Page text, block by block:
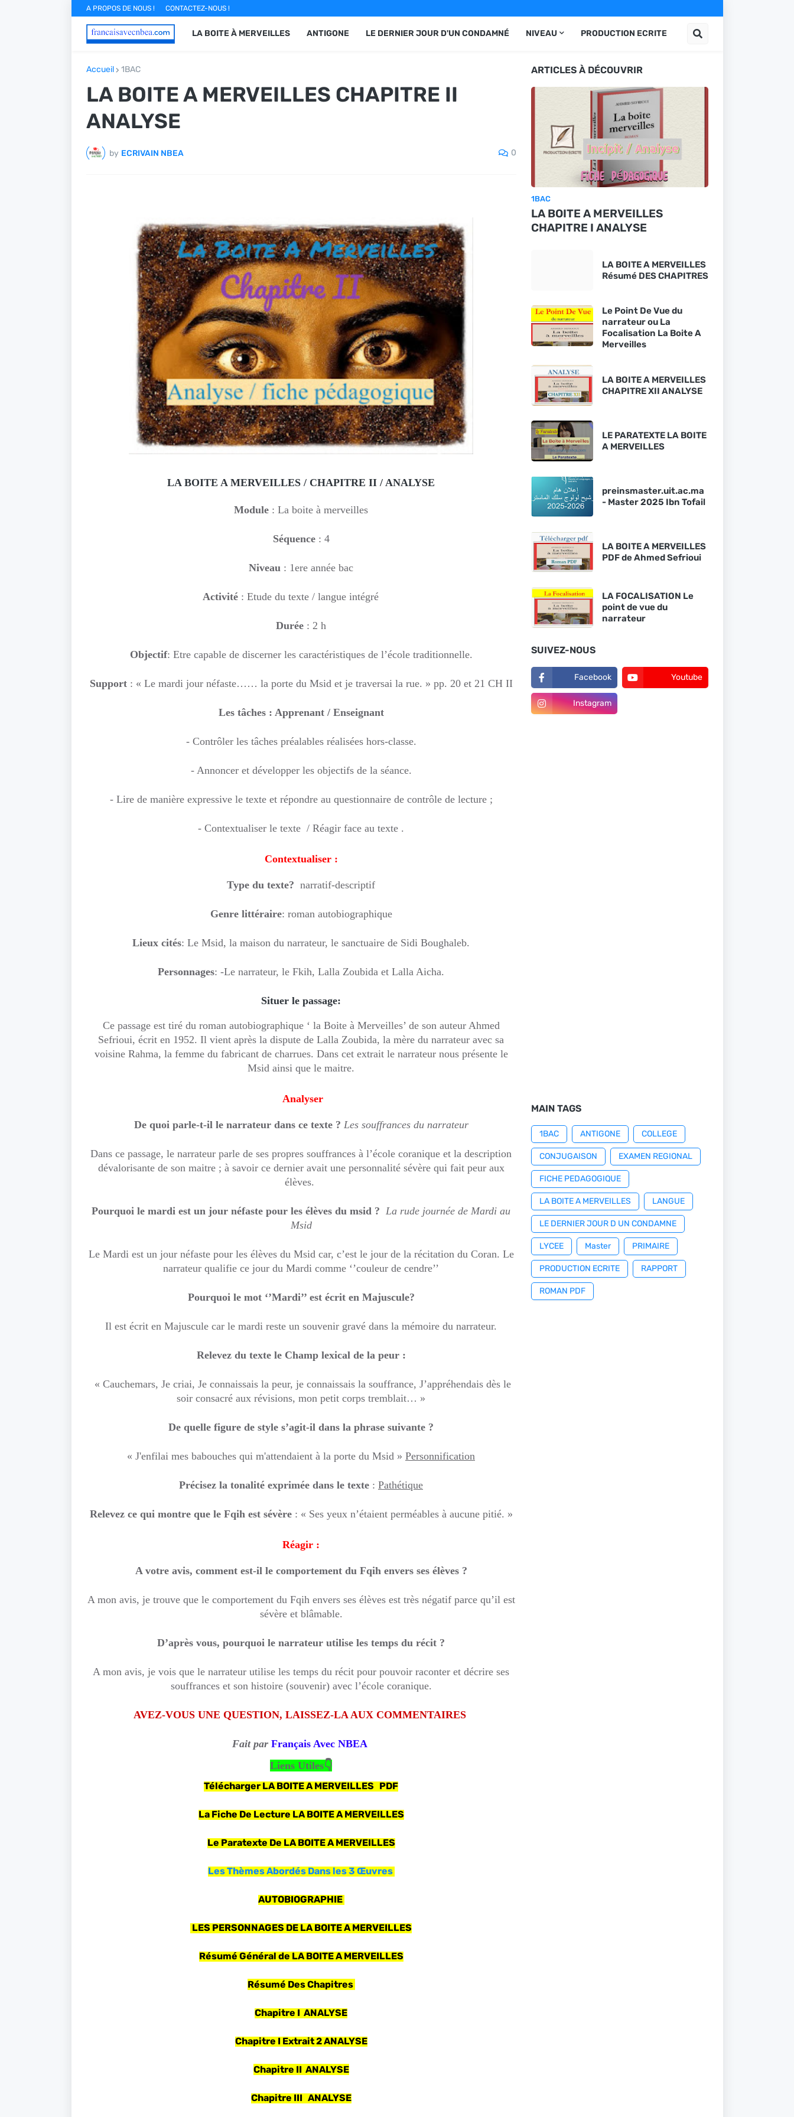
A PROPOS DE NOUS ! CONTACTEZ-NOUS !
LA BOITE À MERVEILLES ANTIGONE LE DERNIER JOUR D'UN CONDAMNÉ NIVEAU PRODUCTION ECRITE
Accueil 1BAC
LA BOITE A MERVEILLES CHAPITRE II
ANALYSE
by ECRIVAIN NBEA 0
LA BOITE A MERVEILLES / CHAPITRE II / ANALYSE
Module : La boite à merveilles
Séquence: 4
Niveau : 1ere année bac
Activité : Etude du texte / langue intégré
Durée : 2 h
Objectif: Etre capable de discerner les caractéristiques de l’école traditionnelle.
Support: « Le mardi jour néfaste…… la porte du Msid et je traversai la rue. » pp. 20 et 21 CH II
Les tâches : Apprenant / Enseignant
- Contrôler les tâches préalables réalisées hors-classe.
- Annoncer et développer les objectifs de la séance.
- Lire de manière expressive le texte et répondre au questionnaire de contrôle de lecture ;
- Contextualiser le texte / Réagir face au texte .
Contextualiser :
Type du texte? narratif-descriptif
Genre littéraire: roman autobiographique
Lieux cités: Le Msid, la maison du narrateur, le sanctuaire de Sidi Boughaleb.
Personnages: -Le narrateur, le Fkih, Lalla Zoubida et Lalla Aicha.
Situer le passage:
Ce passage est tiré du roman autobiographique ‘ la Boite à Merveilles’ de son auteur Ahmed
Sefrioui, écrit en 1952. Il vient après la dispute de Lalla Zoubida, la mère du narrateur avec sa
voisine Rahma, la femme du fabricant de charrues. Dans cet extrait le narrateur nous présente le
Msid ainsi que le maitre.
Analyser
De quoi parle-t-il le narrateur dans ce texte ? Les souffrances du narrateur
Dans ce passage, le narrateur parle de ses propres souffrances à l’école coranique et la description
dévalorisante de son maitre ; à savoir ce dernier avait une personnalité sévère qui fait peur aux
élèves.
Pourquoi le mardi est un jour néfaste pour les élèves du msid ? La rude journée de Mardi au
Msid
Le Mardi est un jour néfaste pour les élèves du Msid car, c’est le jour de la récitation du Coran. Le
narrateur qualifie ce jour du Mardi comme ‘’couleur de cendre’’
Pourquoi le mot ‘’Mardi’’ est écrit en Majuscule?
Il est écrit en Majuscule car le mardi reste un souvenir gravé dans la mémoire du narrateur.
Relevez du texte le Champ lexical de la peur :
« Cauchemars, Je criai, Je connaissais la peur, je connaissais la souffrance, J’appréhendais dès le
soir consacré aux révisions, mon petit corps tremblait… »
De quelle figure de style s’agit-il dans la phrase suivante ?
« J'enfilai mes babouches qui m'attendaient à la porte du Msid » Personnification
Précisez la tonalité exprimée dans le texte : Pathétique
Relevez ce qui montre que le Fqih est sévère: « Ses yeux n’étaient perméables à aucune pitié. »
Réagir :
A votre avis, comment est-il le comportement du Fqih envers ses élèves ?
A mon avis, je trouve que le comportement du Fqih envers ses élèves est très négatif parce qu’il est
sévère et blâmable.
D’après vous, pourquoi le narrateur utilise les temps du récit ?
A mon avis, je vois que le narrateur utilise les temps du récit pour pouvoir raconter et décrire ses
souffrances et son histoire (souvenir) avec l’école coranique.
AVEZ-VOUS UNE QUESTION, LAISSEZ-LA AUX COMMENTAIRES
Fait par Français Avec NBEA
Liens Utiles👇
Télécharger LA BOITE A MERVEILLES PDF
La Fiche De Lecture LA BOITE A MERVEILLES
Le Paratexte De LA BOITE A MERVEILLES
Les Thèmes Abordés Dans les 3 Œuvres
AUTOBIOGRAPHIE
LES PERSONNAGES DE LA BOITE A MERVEILLES
Résumé Général de LA BOITE A MERVEILLES
Résumé Des Chapitres
Chapitre I ANALYSE
Chapitre I Extrait 2 ANALYSE
Chapitre II ANALYSE
Chapitre III ANALYSE
ARTICLES À DÉCOUVRIR
1BAC
LA BOITE A MERVEILLES
CHAPITRE I ANALYSE
LA BOITE A MERVEILLES
Résumé DES CHAPITRES
Le Point De Vue du
narrateur ou La
Focalisation La Boite A
Merveilles
LA BOITE A MERVEILLES
CHAPITRE XII ANALYSE
LE PARATEXTE LA BOITE
A MERVEILLES
preinsmaster.uit.ac.ma
- Master 2025 Ibn Tofail
LA BOITE A MERVEILLES
PDF de Ahmed Sefrioui
LA FOCALISATION Le
point de vue du
narrateur
SUIVEZ-NOUS
Facebook Youtube
Instagram
MAIN TAGS
1BAC ANTIGONE COLLEGE
CONJUGAISON EXAMEN REGIONAL
FICHE PEDAGOGIQUE
LA BOITE A MERVEILLES LANGUE
LE DERNIER JOUR D UN CONDAMNE
LYCEE Master PRIMAIRE
PRODUCTION ECRITE RAPPORT
ROMAN PDF